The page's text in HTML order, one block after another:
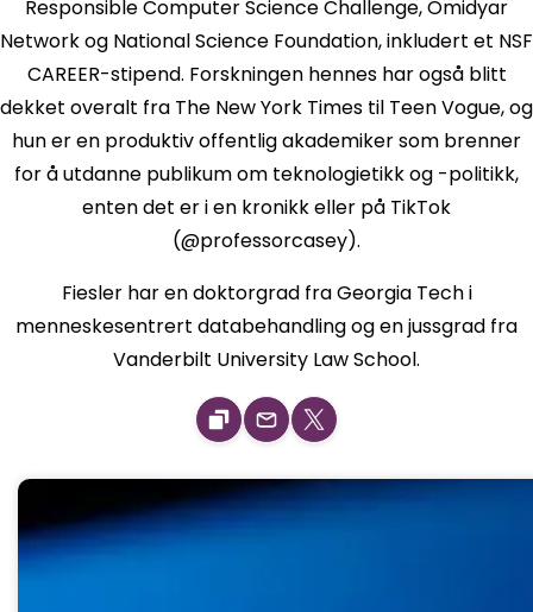
Responsible Computer Science Challenge, Omidyar
Network og National Science Foundation, inkludert et NSF
CAREER-stipend. Forskningen hennes har også blitt
dekket overalt fra The New York Times til Teen Vogue, og
hun er en produktiv offentlig akademiker som brenner
for å utdanne publikum om teknologietikk og -politikk,
enten det er i en kronikk eller på TikTok
(@professorcasey).
Fiesler har en doktorgrad fra Georgia Tech i
menneskesentrert databehandling og en jussgrad fra
Vanderbilt University Law School.